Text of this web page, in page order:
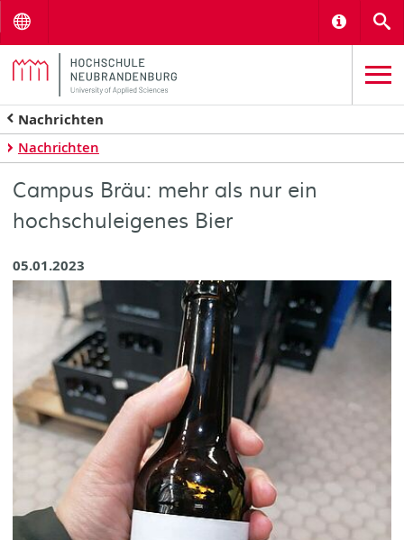
Nachrichten
Nachrichten
Campus Bräu: mehr als nur ein
hochschuleigenes Bier
05.01.2023